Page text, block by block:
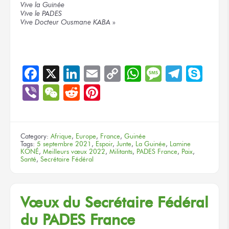
Vive la Guinée
Vive le PADES
Vive Docteur Ousmane KABA »
Facebook
X LinkedIn
EmailCopyWhatsApp
Message
ViberWeChat
Reddit
Category: Afrique, Europe, France, Guinée
Tags: 5 septembre 2021 , Espoir, Junte, La Guinée, Lamine
KONÉ, Meilleurs vœux 2022, Militants, PADES France, Paix,
Santé, Secrétaire Fédéral
Vœux du Secrétaire Fédéral
du PADES France